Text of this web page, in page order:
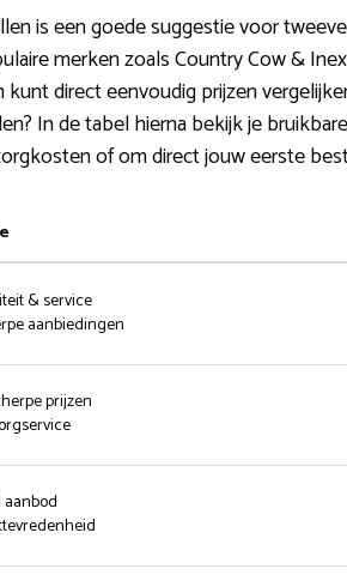
is een goede suggestie voor
merken zoals Country Cow &
direct eenvoudig prijzen
In de tabel hierna bekijk je
of om direct jouw eerste
& service
aanbiedingen
prijzen
aanbod